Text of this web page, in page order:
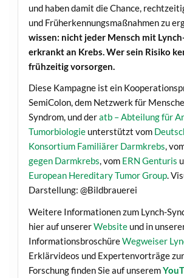
und haben damit die Chance,
und Früherkennungsmaßnahmen zu
wissen: nicht jeder Mensch mit
erkrankt an Krebs. Wer sein Risiko
frühzeitig vorsorgen.
Diese Kampagne ist ein
SemiColon, dem Netzwerk für
Syndrom, und deratb – Abteilung für
Tumorbiologieunterstützt vom
Konsortium Familiärer Darmkrebs,
gegen Darmkrebs, vom ERN Genturis
European Hereditary Tumor Group.
Darstellung: @Bildbrauerei
Weitere Informationen zum Lynch-
hier auf unsererWebsiteund in
InformationsbroschüreWegweiser
Erklärvideos und Expertenvorträge
Forschung finden Sie auf unserem